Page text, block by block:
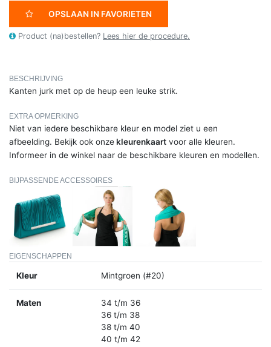
OPSLAAN IN FAVORIETEN
Product (na)bestellen? Lees hier de procedure.
BESCHRIJVING
Kanten jurk met op de heup een leuke strik.
EXTRA OPMERKING
Niet van iedere beschikbare kleur en model ziet u een
afbeelding. Bekijk ook onzekleurenkaart voor alle kleuren.
Informeer in de winkel naar de beschikbare kleuren en modellen.
BIJPASSENDE ACCESSOIRES
EIGENSCHAPPEN
Kleur Mintgroen (#20)
Maten
34 t/m 36
36 t/m 38
38 t/m 40
40 t/m 42